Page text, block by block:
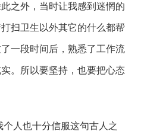
之外，当时让我感到迷惘的
扫卫生以外其它的什么都帮
一段时间后，熟悉了工作流
。所以要坚持，也要把心态
人也十分信服这句古人之